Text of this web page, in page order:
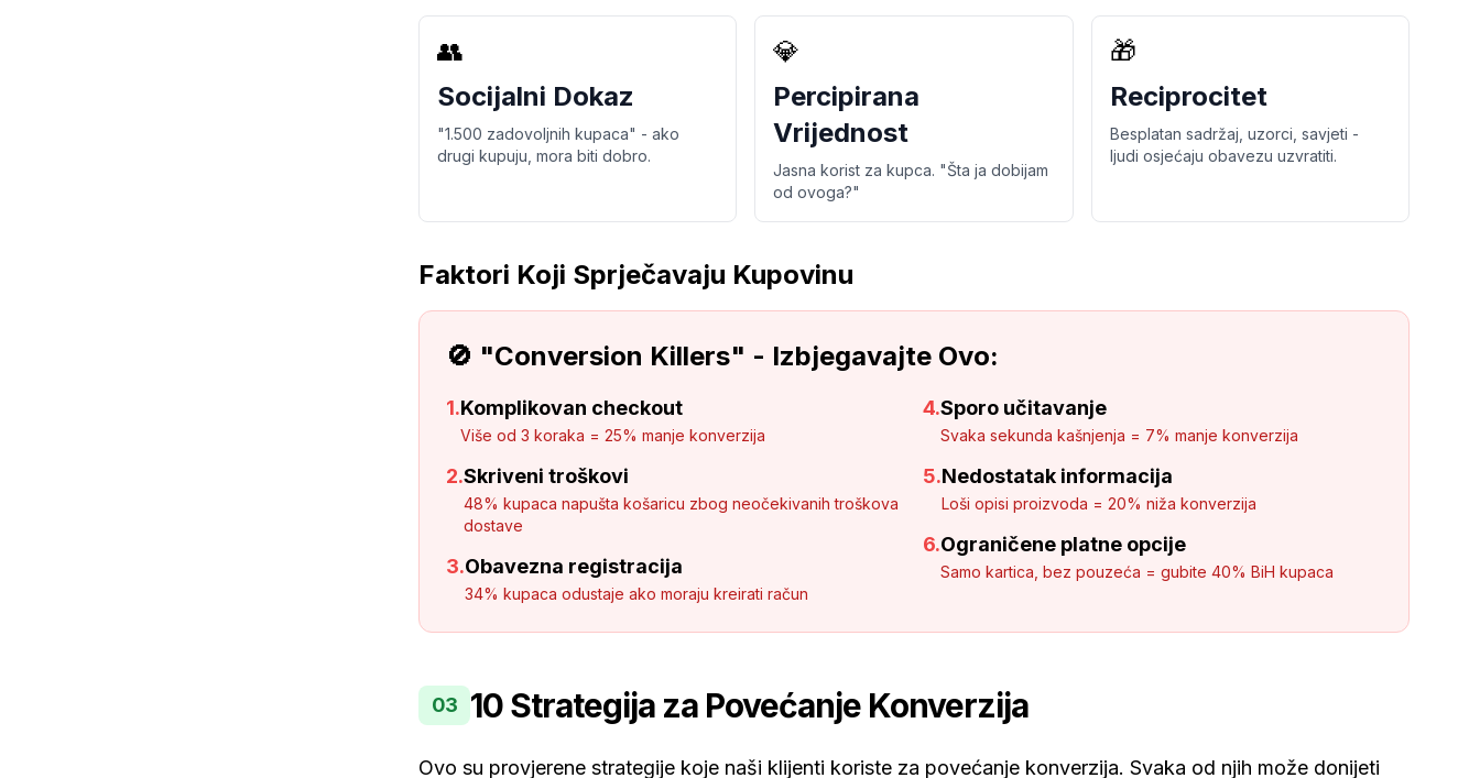
👥
Socijalni Dokaz
"1.500 zadovoljnih kupaca" - ako
drugi kupuju, mora biti dobro.
💎
Percipirana
Vrijednost
Jasna korist za kupca. "Šta ja dobijam
od ovoga?"
🎁
Reciprocitet
Besplatan sadržaj, uzorci, savjeti -
ljudi osjećaju obavezu uzvratiti.
Faktori Koji Sprječavaju Kupovinu
🚫 "Conversion Killers" - Izbjegavajte Ovo:
1.Komplikovan checkout
Više od 3 koraka = 25% manje konverzija
2.Skriveni troškovi
48% kupaca napušta košaricu zbog neočekivanih troškova
dostave
3.Obavezna registracija
34% kupaca odustaje ako moraju kreirati račun
4.Sporo učitavanje
Svaka sekunda kašnjenja = 7% manje konverzija
5.Nedostatak informacija
Loši opisi proizvoda = 20% niža konverzija
6.Ograničene platne opcije
Samo kartica, bez pouzeća = gubite 40% BiH kupaca
03 10 Strategija za Povećanje Konverzija
Ovo su provjerene strategije koje naši klijenti koriste za povećanje konverzija. Svaka od njih može donijeti